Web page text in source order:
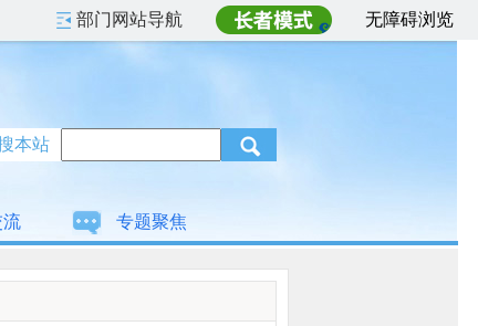
部门网站导航 无障碍浏览
本站
流 专题聚焦